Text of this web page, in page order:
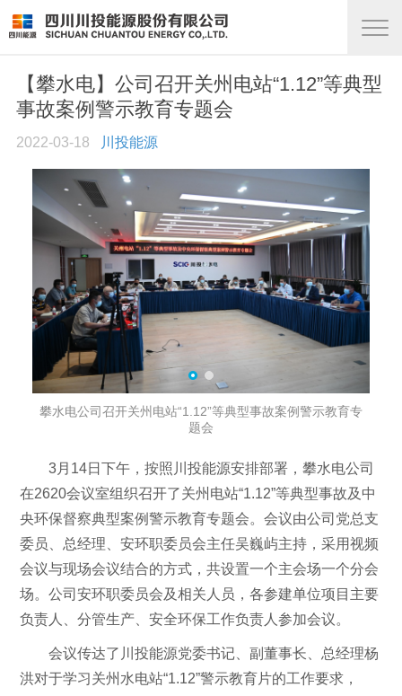
【攀水电】公司召开关州电站“1.12”等典型
事故案例警示教育专题会
2022-03-18 川投能源
攀水电公司召开关州电站“1.12”等典型事故案例警示教育专
题会
3月14日下午，按照川投能源安排部署，攀水电公司
在2620会议室组织召开了关州电站“1.12”等典型事故及中
央环保督察典型案例警示教育专题会。会议由公司党总支
委员、总经理、安环职委员会主任吴巍屿主持，采用视频
会议与现场会议结合的方式，共设置一个主会场一个分会
场。公司安环职委员会及相关人员，各参建单位项目主要
负责人、分管生产、安全环保工作负责人参加会议。
会议传达了川投能源党委书记、副董事长、总经理杨
洪对于学习关州水电站“1.12”警示教育片的工作要求，